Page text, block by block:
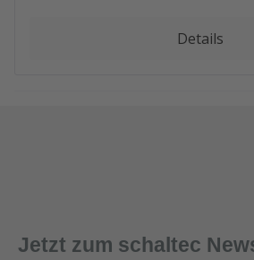
Details
Jetzt zum schaltec